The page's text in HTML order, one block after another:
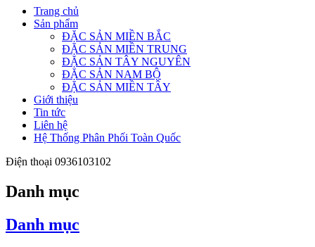
Trang chủ
Sản phẩm
ĐẶC SẢN MIỀN BẮC
ĐẶC SẢN MIỀN TRUNG
ĐẶC SẢN TÂY NGUYÊN
ĐẶC SẢN NAM BỘ
ĐẶC SẢN MIỀN TÂY
Giới thiệu
Tin tức
Liên hệ
Hệ Thống Phân Phối Toàn Quốc
Điện thoại 0936103102
Danh mục
Danh mục